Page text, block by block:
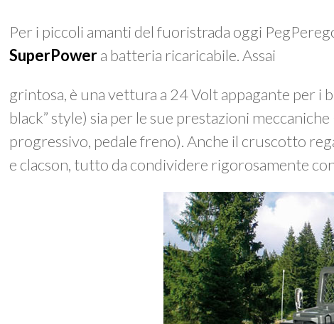
Per i piccoli amanti del fuoristrada oggi
SuperPowera batteria ricaricabile. Assai
grintosa, è una vettura a 24 Volt appagante per i
black” style) sia per le sue prestazioni
progressivo, pedale freno). Anche il cruscotto
e clacson, tutto da condividere rigorosamente